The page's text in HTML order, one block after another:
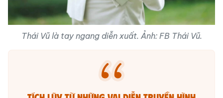
Thái Vũ là tay ngang diễn xuất. Ảnh: FB Thái Vũ.